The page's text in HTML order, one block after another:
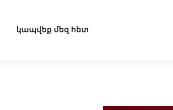
կապվեք մեզ հետ